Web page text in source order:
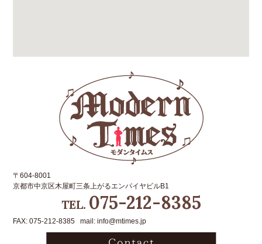
〒604-8001
京都市中京区木屋町三条上がるエンパイヤビルB1
TEL. 075-212-8385
FAX: 075-212-8385 mail: info@mtimes.jp